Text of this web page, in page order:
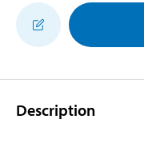
Description